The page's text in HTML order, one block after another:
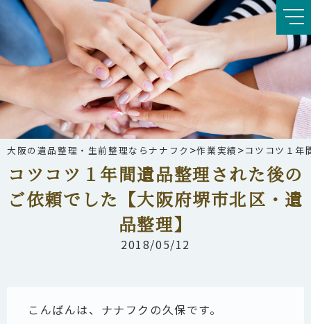
大阪の遺品整理・生前整理ならナナフク >作業実績 >コツコツ１年
コツコツ１年間遺品整理された後の
ご依頼でした【大阪府堺市北区・遺
品整理】
2018/05/12
こんばんは、ナナフクの久保です。